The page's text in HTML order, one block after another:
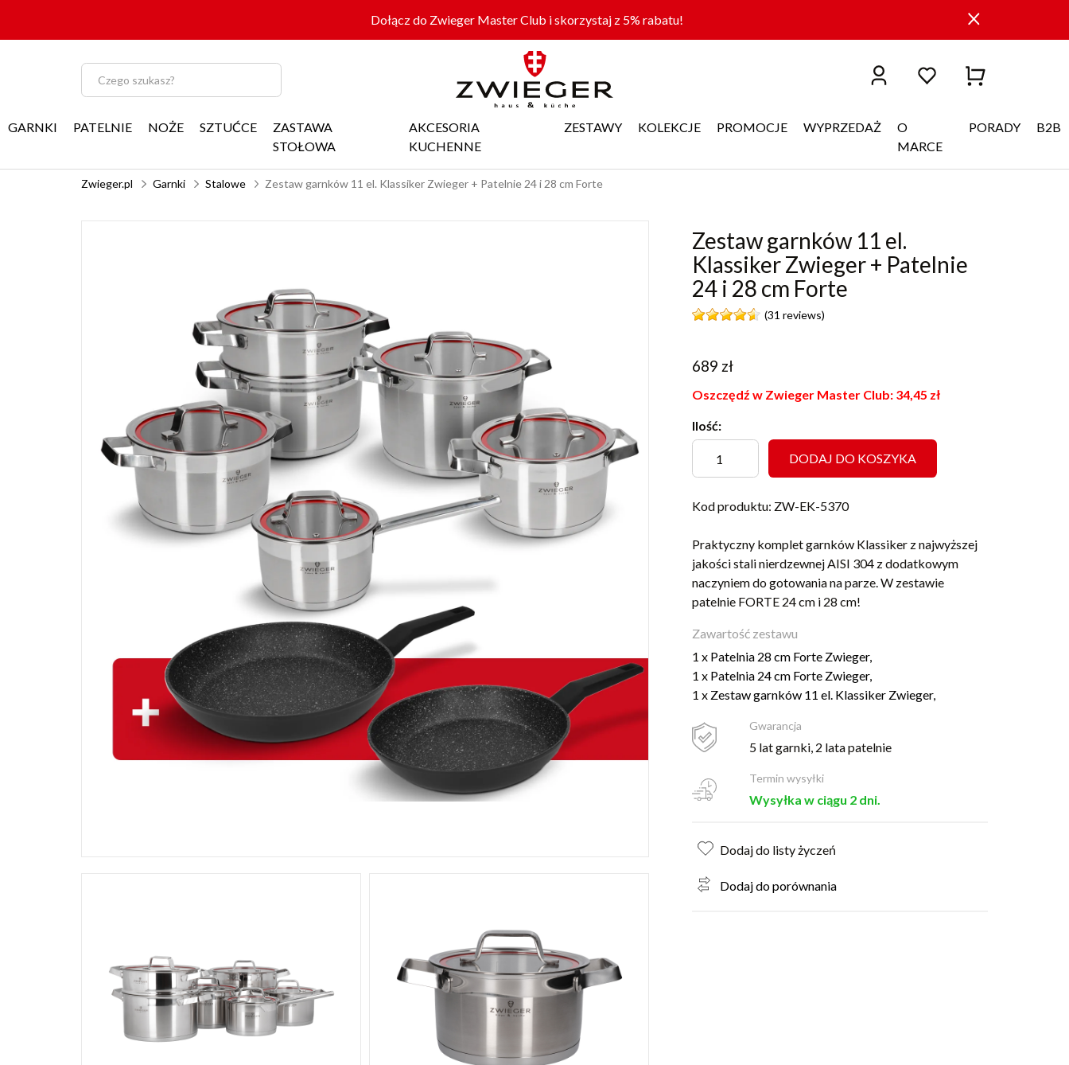
Dołącz do Zwieger Master Club i skorzystaj z 5% rabatu!
GARNKI PATELNIE NOŻE SZTUĆCE
ZASTAWA
STOŁOWA
AKCESORIA
KUCHENNE
ZESTAWY KOLEKCJE PROMOCJE WYPRZEDAŻ
O
MARCE
PORADY B2B
Zwieger.pl Garnki Stalowe Zestaw garnków 11 el. Klassiker Zwieger + Patelnie 24 i 28 cm Forte
Zestaw garnków 11 el.
Klassiker Zwieger + Patelnie
24 i 28 cm Forte
(31 reviews)
689 zł
Oszczędź w Zwieger Master Club: 34,45 zł
Ilość:
DODAJ DO KOSZYKA
Kod produktu: ZW-EK-5370
Praktyczny komplet garnków Klassiker z najwyższej
jakości stali nierdzewnej AISI 304 z dodatkowym
naczyniem do gotowania na parze. W zestawie
patelnie FORTE 24 cm i 28 cm!
Zawartość zestawu
1 x Patelnia 28 cm Forte Zwieger,
1 x Patelnia 24 cm Forte Zwieger,
1 x Zestaw garnków 11 el. Klassiker Zwieger,
Gwarancja
5 lat garnki, 2 lata patelnie
Termin wysyłki
Wysyłka w ciągu 2 dni.
Dodaj do listy życzeń
Dodaj do porównania